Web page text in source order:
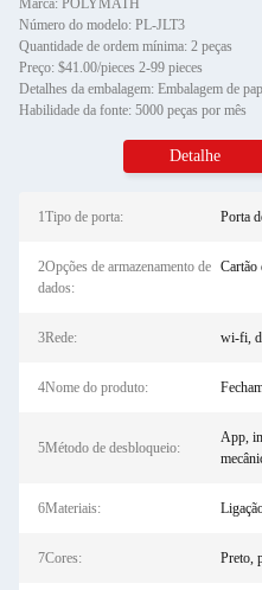
Marca: POLYMATH
Número do modelo: PL-JLT3
Quantidade de ordem mínima: 2 peças
Preço: $41.00/pieces 2-99 pieces
Detalhes da embalagem: Embalagem de
Habilidade da fonte: 5000 peças por mês
Detalhe
1Tipo de porta: Porta
2Opções de armazenamento de
dados:
Cartão
3Rede: wi-fi,
4Nome do produto:
5Método de desbloqueio:
App,
6Materiais:
7Cores: Preto,